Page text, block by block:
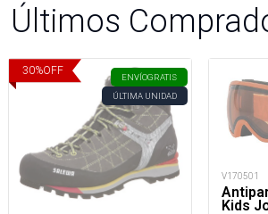
Últimos
30%OFF
ENVÍOGRATIS
ÚLTIMA UNIDAD
V170501
Kids